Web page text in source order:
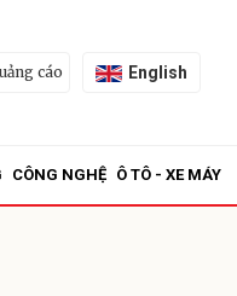
cáo English
CÔNG NGHỆ Ô TÔ - XE MÁY